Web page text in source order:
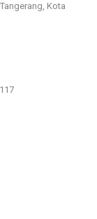
Kota